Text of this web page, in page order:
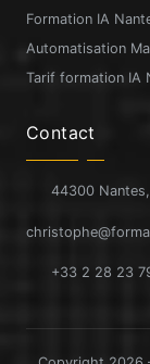
Formation IA
Automatisation
Tarif formation IA
Contact
44300
+33 2 28 23